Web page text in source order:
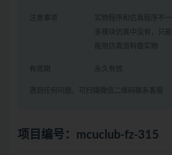
注意事项
实物程序和仿真程序不
多模块仿真中没有，只
能用仿真资料做实物
有效期 永久有效
遇到任何问题，可扫描微信二维码联系客服
项目编号：mcuclub-fz-315